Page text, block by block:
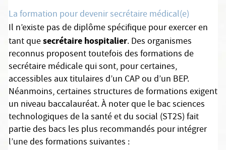
La formation pour devenir secrétaire médical(e)
Il n’existe pas de diplôme spécifique pour exercer en
tant quesecrétaire hospitalier. Des organismes
reconnus proposent toutefois des formations de
secrétaire médicale qui sont, pour certaines,
accessibles aux titulaires d’un CAP ou d’un BEP.
Néanmoins, certaines structures de formations exigent
un niveau baccalauréat. À noter que le bac sciences
technologiques de la santé et du social (ST2S) fait
partie des bacs les plus recommandés pour intégrer
l’une des formations suivantes :